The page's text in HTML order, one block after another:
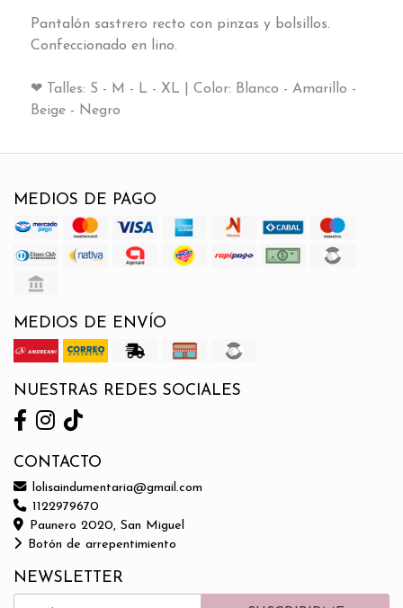
Pantalón sastrero recto con pinzas y bolsillos.
Confeccionado en lino.
❤ Talles: S - M - L - XL | Color: Blanco - Amarillo -
Beige - Negro
MEDIOS DE PAGO
MEDIOS DE ENVÍO
NUESTRAS REDES SOCIALES
CONTACTO
lolisaindumentaria@gmail.com
1122979670
Paunero 2020, San Miguel
Botón de arrepentimiento
NEWSLETTER